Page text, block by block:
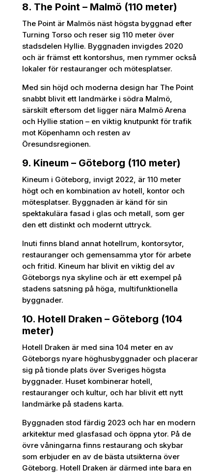
8. The Point – Malmö (110 meter)
The Point är Malmös näst högsta byggnad efter
Turning Torso och reser sig 110 meter över
stadsdelen Hyllie. Byggnaden invigdes 2020
och är främst ett kontorshus, men rymmer också
lokaler för restauranger och mötesplatser.
Med sin höjd och moderna design har The Point
snabbt blivit ett landmärke i södra Malmö,
särskilt eftersom det ligger nära Malmö Arena
och Hyllie station – en viktig knutpunkt för trafik
mot Köpenhamn och resten av
Öresundsregionen.
9. Kineum – Göteborg (110 meter)
Kineum i Göteborg, invigt 2022, är 110 meter
högt och en kombination av hotell, kontor och
mötesplatser. Byggnaden är känd för sin
spektakulära fasad i glas och metall, som ger
den ett distinkt och modernt uttryck.
Inuti finns bland annat hotellrum, kontorsytor,
restauranger och gemensamma ytor för arbete
och fritid. Kineum har blivit en viktig del av
Göteborgs nya skyline och är ett exempel på
stadens satsning på höga, multifunktionella
byggnader.
10. Hotell Draken – Göteborg (104
meter)
Hotell Draken är med sina 104 meter en av
Göteborgs nyare höghusbyggnader och placerar
sig på tionde plats över Sveriges högsta
byggnader. Huset kombinerar hotell,
restauranger och kultur, och har blivit ett nytt
landmärke på stadens karta.
Byggnaden stod färdig 2023 och har en modern
arkitektur med glasfasad och öppna ytor. På de
övre våningarna finns restaurang och skybar
som erbjuder en av de bästa utsikterna över
Göteborg. Hotell Draken är därmed inte bara en